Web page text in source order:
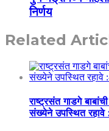
निर्णय
Related
राष्ट्रसंत गाडगे
संख्येने उपस्थित रहावे